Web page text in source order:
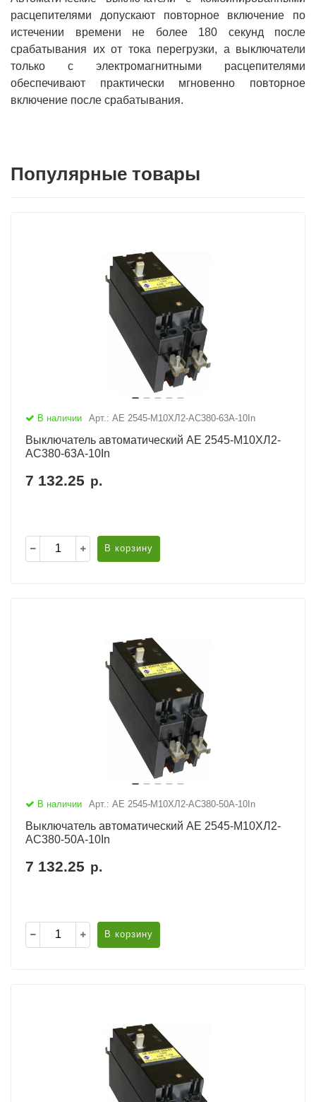
расцепителями допускают повторное включение по
истечении времени не более 180 секунд после
срабатывания их от тока перегрузки, а выключатели
только с электромагнитными расцепителями
обеспечивают практически мгновенно повторное
включение после срабатывания.
Популярные товары
В наличии Арт.: АЕ 2545-М10ХЛ2-AC380-63А-10In
Выключатель автоматический АЕ 2545-М10ХЛ2-
AC380-63А-10In
7 132.25 р.
В корзину
В наличии Арт.: АЕ 2545-М10ХЛ2-AC380-50А-10In
Выключатель автоматический АЕ 2545-М10ХЛ2-
AC380-50А-10In
7 132.25 р.
В корзину